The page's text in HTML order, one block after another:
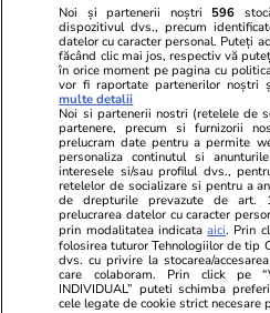
Știri Externe
Un costum de baie
amendă de sute de euro,
„Respectați regula!”
Horoscop
Luna plină din 29 iulie
Este momentul astral
direcția vieții
Noi și partenerii noștri 596
dispozitivul dvs., precum
datelor cu caracter personal. Puteți
făcând clic mai jos, respectiv vă
în orice moment pe pagina cu
vor fi raportate partenerilor noștri
multe detalii
Noi si partenerii nostri (retelele de
partenere, precum si furnizorii
prelucram date pentru a permite
personaliza continutul si
interesele si/sau profilul dvs.,
retelelor de socializare si pentru a
de drepturile prevazute de art.
prelucrarea datelor cu caracter
prin modalitatea indicataaici. Prin
folosirea tuturor Tehnologiilor de tip
dvs. cu privire la stocarea/
care colaboram. Prin click pe
INDIVIDUAL” puteti schimba
cele legate de cookie strict